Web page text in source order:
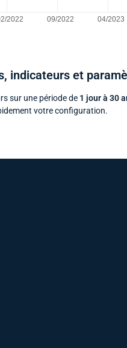
indicateurs et
sur une période de 1 jour à 30
votre configuration.